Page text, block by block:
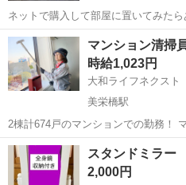
ネットで購入して部屋に置いてみた
します。 昨日開封したばかりで、ま
ほぼ新品です。 (↑投稿時の話なので今
ズ：約135×185cm ...
沖縄 那覇市 カー
マンション清掃
時給1,023円
大和ライフネクス
美栄橋駅
2棟計674戸のマンションでの勤務！ マンション共用部分（廊下、エン
トランス、階段、外周など）の拭き
理・清掃等 ホウキやモップ、タオル
（機械での清掃はありません） ...
沖縄 那覇市 美栄橋駅 そ
スタンドミラ
2,000円